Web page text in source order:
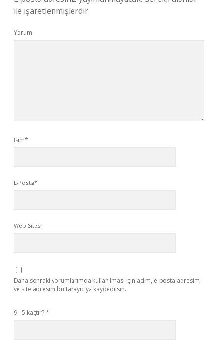
ile işaretlenmişlerdir
Yorum
İsim*
E-Posta*
Web Sitesi
Daha sonraki yorumlarımda kullanılması için adım, e-posta adresim
ve site adresim bu tarayıcıya kaydedilsin.
9 - 5 kaçtır?*